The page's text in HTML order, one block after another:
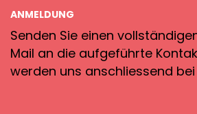
ANMELDUNG
Senden Sie einen
Mail an die aufgeführte
werden uns anschliessend